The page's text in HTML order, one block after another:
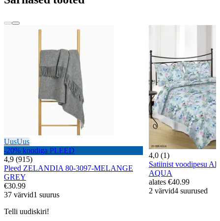
UusUus
-20% koodiga PLEED
4,9 (915)
Pleed ZELANDIA 80-3097-MELANGE
GREY
€30.99
37 värvid1 suurus
4,0 (1)
Satiinist voodipesu
AQUA
alates €40.99
2 värvid4 suurused
Telli uudiskiri!